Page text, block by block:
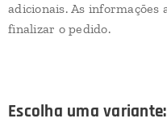
adicionais. As informações
finalizar o pedido.
Escolha uma variante: